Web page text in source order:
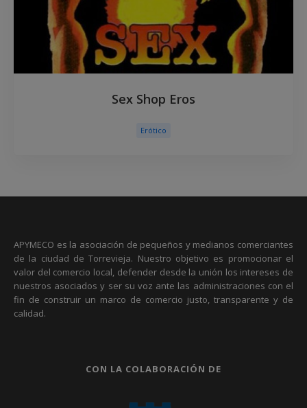
Sex Shop Eros
Erótico
APYMECO es la asociación de pequeños y medianos comerciantes
de la ciudad de Torrevieja. Nuestro objetivo es promocionar el
valor del comercio local, defender desde la unión los intereses de
nuestros asociados y ser su voz ante las administraciones con el
fin de construir un marco de comercio justo, transparente y de
calidad.
CON LA COLABORACIÓN DE